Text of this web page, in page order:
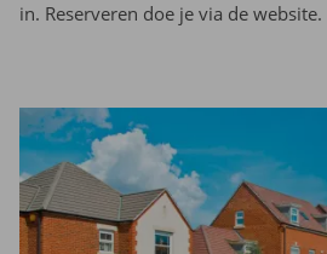
in. Reserveren doe je via de website.